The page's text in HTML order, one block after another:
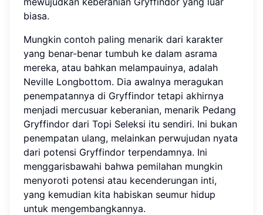
biasa.
Mungkin contoh paling menarik dari karakter
yang benar-benar tumbuh ke dalam asrama
mereka, atau bahkan melampauinya, adalah
Neville Longbottom. Dia awalnya meragukan
penempatannya di Gryffindor tetapi akhirnya
menjadi mercusuar keberanian, menarik Pedang
Gryffindor dari Topi Seleksi itu sendiri. Ini bukan
penempatan ulang, melainkan perwujudan nyata
dari potensi Gryffindor terpendamnya. Ini
menggarisbawahi bahwa pemilahan mungkin
menyoroti potensi atau kecenderungan inti,
yang kemudian kita habiskan seumur hidup
untuk mengembangkannya.